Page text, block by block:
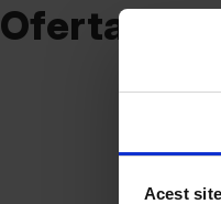
Acest
Oferta